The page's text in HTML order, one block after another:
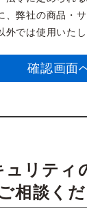
、弊社の商品・
では使用いたし
ュリティ
相談く